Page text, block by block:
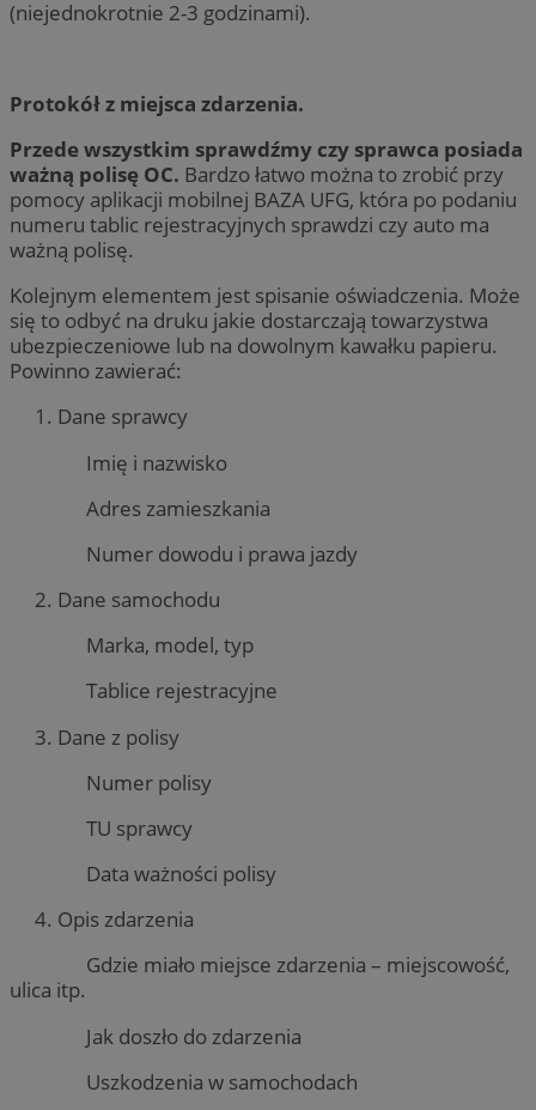
(niejednokrotnie 2-3 godzinami).
Protokół z miejsca zdarzenia.
Przede wszystkim sprawdźmy czy sprawca posiada
ważną polisę OC. Bardzo łatwo można to zrobić przy
pomocy aplikacji mobilnej BAZA UFG, która po podaniu
numeru tablic rejestracyjnych sprawdzi czy auto ma
ważną polisę.
Kolejnym elementem jest spisanie oświadczenia. Może
się to odbyć na druku jakie dostarczają towarzystwa
ubezpieczeniowe lub na dowolnym kawałku papieru.
Powinno zawierać:
Dane sprawcy
Imię i nazwisko
Adres zamieszkania
Numer dowodu i prawa jazdy
Dane samochodu
Marka, model, typ
Tablice rejestracyjne
Dane z polisy
Numer polisy
TU sprawcy
Data ważności polisy
Opis zdarzenia
Gdzie miało miejsce zdarzenia – miejscowość,
ulica itp.
Jak doszło do zdarzenia
Uszkodzenia w samochodach